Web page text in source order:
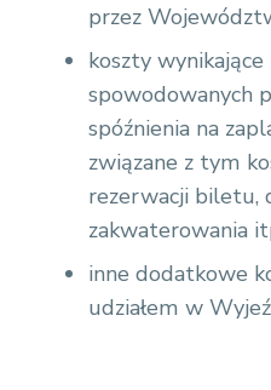
przez
koszty wynikające
spowodowanych
spóźnienia na
związane z tym
rezerwacji biletu,
zakwaterowania
inne dodatkowe
udziałem w